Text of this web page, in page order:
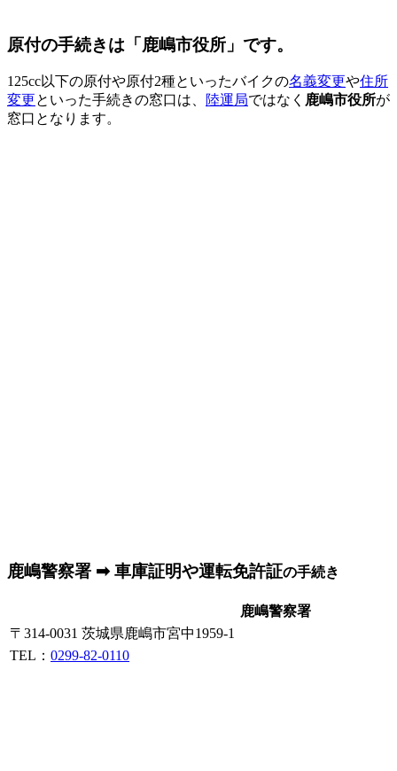
原付の手続きは「鹿嶋市役所」です。
125cc以下の原付や原付2種といったバイクの名義変更や住所
変更といった手続きの窓口は、 陸運局ではなく 鹿嶋市役所が
窓口となります。
鹿嶋警察署 ➡ 車庫証明や運転免許証の手続き
鹿嶋警察署
〒314-0031 茨城県鹿嶋市宮中1959-1
TEL： 0299-82-0110